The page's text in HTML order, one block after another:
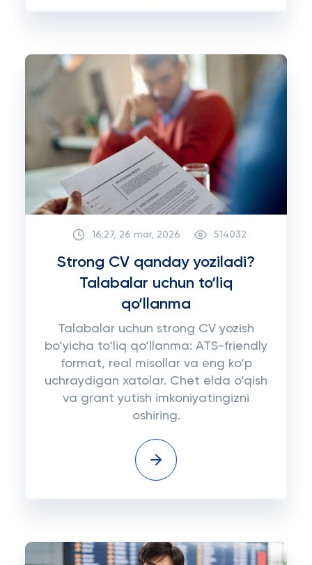
16:27, 26 mar, 2026 514032
Strong CV qanday yoziladi?
Talabalar uchun to‘liq
qo‘llanma
Talabalar uchun strong CV yozish
bo‘yicha to‘liq qo‘llanma: ATS-friendly
format, real misollar va eng ko‘p
uchraydigan xatolar. Chet elda o‘qish
va grant yutish imkoniyatingizni
oshiring.